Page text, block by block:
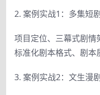
2. 案例实战1：多集短
项目定位、三幕式剧情
标准化剧本格式、剧本
3. 案例实战2：文生漫